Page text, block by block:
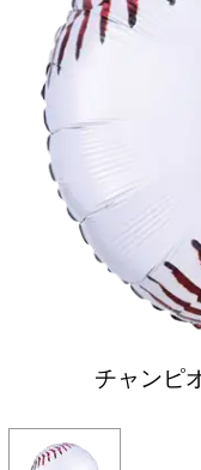
チャンピ